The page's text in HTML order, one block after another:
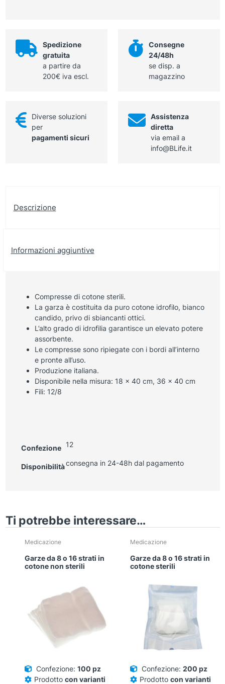
Spedizione
gratuita
a partire da
200€ iva escl.
Consegne
24/48h
se disp. a
magazzino
Diverse soluzioni
per
pagamenti sicuri
Assistenza
diretta
via email a
info@BLife.it
Descrizione
Informazioni aggiuntive
Compresse di cotone sterili.
La garza è costituita da puro cotone idrofilo, bianco
candido, privo di sbiancanti ottici.
L’alto grado di idrofilia garantisce un elevato potere
assorbente.
Le compresse sono ripiegate con i bordi all’interno
e pronte all’uso.
Produzione italiana.
Disponibile nella misura: 18 x 40 cm, 36 x 40 cm
Fili: 12/8
Confezione 12
Disponibilitàconsegna in 24-48h dal pagamento
Ti potrebbe interessare…
Medicazione
Garze da 8 o 16 strati in
cotone non sterili
Confezione: 100 pz
Prodotto con varianti
Medicazione
Garze da 8 o 16 strati in
cotone sterili
Confezione: 200 pz
Prodotto con varianti